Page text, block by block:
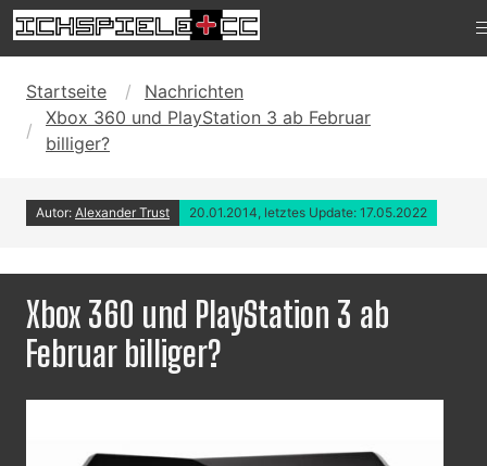
Startseite
Nachrichten
Xbox 360 und PlayStation 3 ab Februar
billiger?
Autor: Alexander Trust 20.01.2014, letztes Update: 17.05.2022
Xbox 360 und PlayStation 3 ab
Februar billiger?